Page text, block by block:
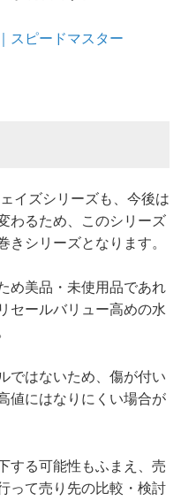
スピードマスター
イズシリーズも、今後は
わるため、このシリーズ
きシリーズとなります。
め美品・未使用品であれ
セールバリュー高めの水
ではないため、傷が付い
値にはなりにくい場合が
する可能性もふまえ、売
って売り先の比較・検討